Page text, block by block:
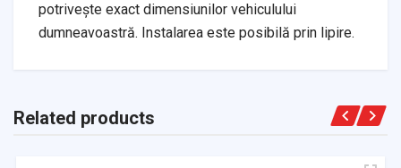
potrivește exact dimensiunilor vehiculului
dumneavoastră. Instalarea este posibilă prin lipire.
Related products